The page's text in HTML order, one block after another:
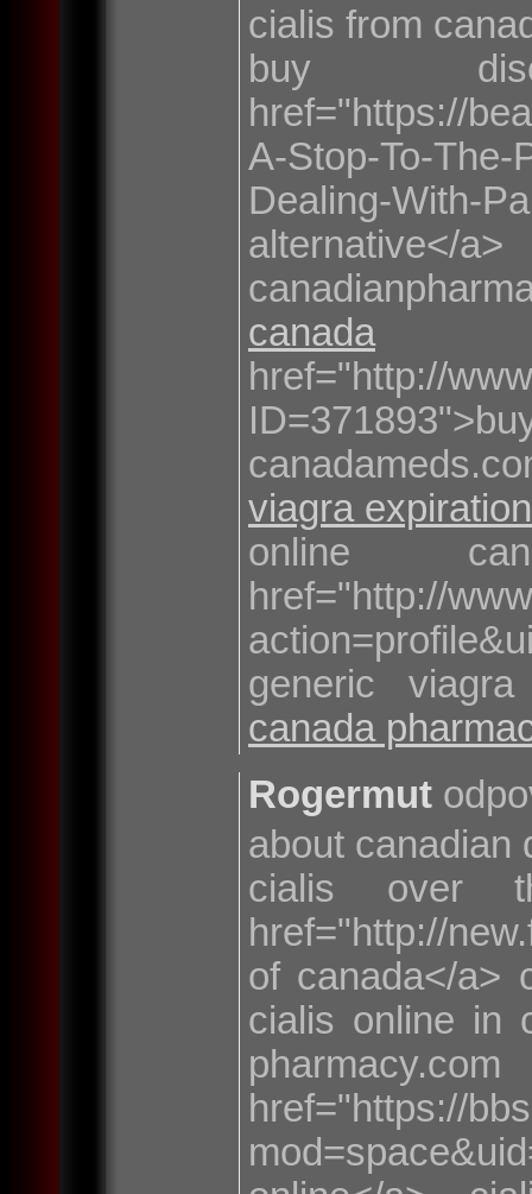
cialis from
buy
href="https://
A-Stop-To-The-
Dealing-With-
alternative</
canada
href="http://
viagra
online
href="http://
generic
canada
Rogermut
about canadian
cialis over
href="http://
of canada</a>
cialis online in
href="https://